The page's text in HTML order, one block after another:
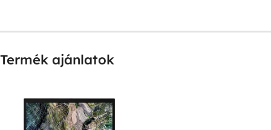
Termék ajánlatok